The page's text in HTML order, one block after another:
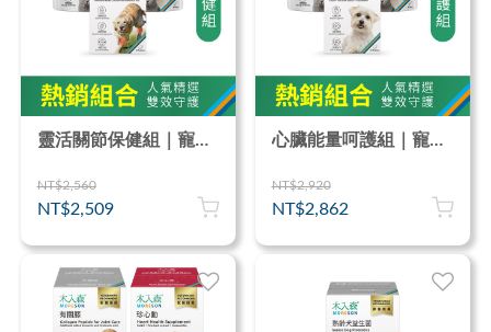
靈活關節保健組｜寵物魚油粉 30包x2＋犬寶有關膝 60顆
NT$2,560
NT$2,509
心臟能量呵護組｜寵物魚油粉 30包x2＋犬寶珍心動 60顆
NT$2,920
NT$2,862